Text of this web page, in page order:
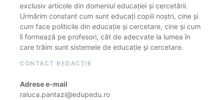
exclusiv articole din domeniul educației și cercetării.
Urmărim constant cum sunt educați copiii noștri, cine și
cum face politicile din educație și cercetare, cine și cum
îi formează pe profesori, cât de adecvate la lumea în
care trăim sunt sistemele de educație și cercetare.
CONTACT REDACȚIE
Adrese e-mail
raluca.pantazi@edupedu.ro